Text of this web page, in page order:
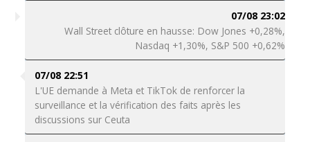
07/08 23:02
Wall Street clôture en hausse: Dow Jones +0,28%,
Nasdaq +1,30%, S&P 500 +0,62%
07/08 22:51
L'UE demande à Meta et TikTok de renforcer la
surveillance et la vérification des faits après les
discussions sur Ceuta